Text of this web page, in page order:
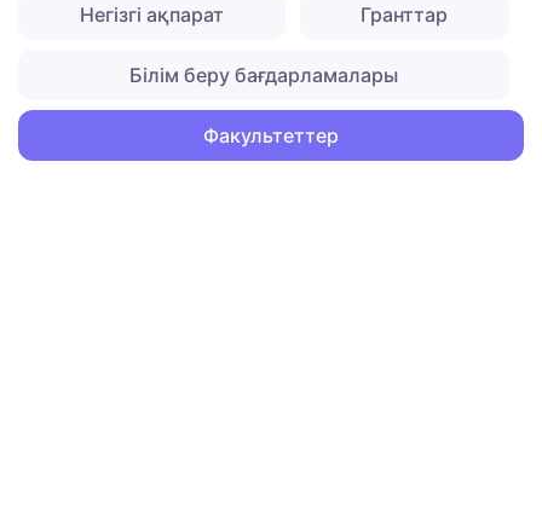
Негізгі ақпарат Гранттар
Білім беру бағдарламалары
Факультеттер